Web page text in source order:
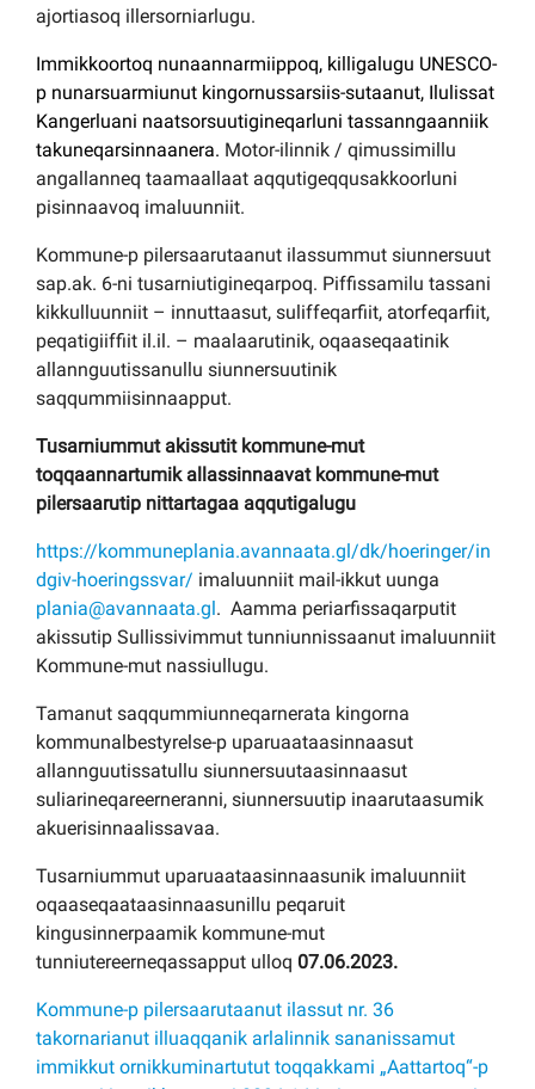
ajortiasoq illersorniarlugu.
Immikkoortoq nunaannarmiippoq, killigalugu UNESCO-
p nunarsuarmiunut kingornussarsiis-sutaanut, Ilulissat
Kangerluani naatsorsuutigineqarluni tassanngaanniik
takuneqarsinnaanera. Motor-ilinnik / qimussimillu
angallanneq taamaallaat aqqutigeqqusakkoorluni
pisinnaavoq imaluunniit.
Kommune-p pilersaarutaanut ilassummut siunnersuut
sap.ak. 6-ni tusarniutigineqarpoq. Piffissamilu tassani
kikkulluunniit – innuttaasut, suliffeqarfiit, atorfeqarfiit,
peqatigiiffiit il.il. – maalaarutinik, oqaaseqaatinik
allannguutissanullu siunnersuutinik
saqqummiisinnaapput.
Tusarniummut akissutit kommune-mut
toqqaannartumik allassinnaavat kommune-mut
pilersaarutip nittartagaa aqqutigalugu
https://kommuneplania.avannaata.gl/dk/hoeringer/in
dgiv-hoeringssvar/ imaluunniit mail-ikkut uunga
plania@avannaata.gl . Aamma periarfissaqarputit
akissutip Sullissivimmut tunniunnissaanut imaluunniit
Kommune-mut nassiullugu.
Tamanut saqqummiunneqarnerata kingorna
kommunalbestyrelse-p uparuaataasinnaasut
allannguutissatullu siunnersuutaasinnaasut
suliarineqareerneranni, siunnersuutip inaarutaasumik
akuerisinnaalissavaa.
Tusarniummut uparuaataasinnaasunik imaluunniit
oqaaseqaataasinnaasunillu peqaruit
kingusinnerpaamik kommune-mut
tunniutereerneqassapput ulloq 07.06.2023.
Kommune-p pilersaarutaanut ilassut nr. 36
takornarianut illuaqqanik arlalinnik sananissamut
immikkut ornikkuminartutut toqqakkami „Aattartoq“-p